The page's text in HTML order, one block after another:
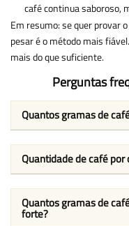
café continua saboroso,
Em resumo: se quer provar
pesar é o método mais
mais do que suficiente.
Perguntas
Quantos gramas de
Quantidade de café
Quantos gramas de
forte?